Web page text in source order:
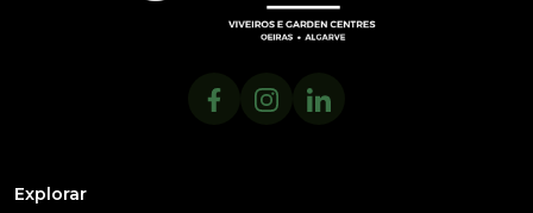
Explorar